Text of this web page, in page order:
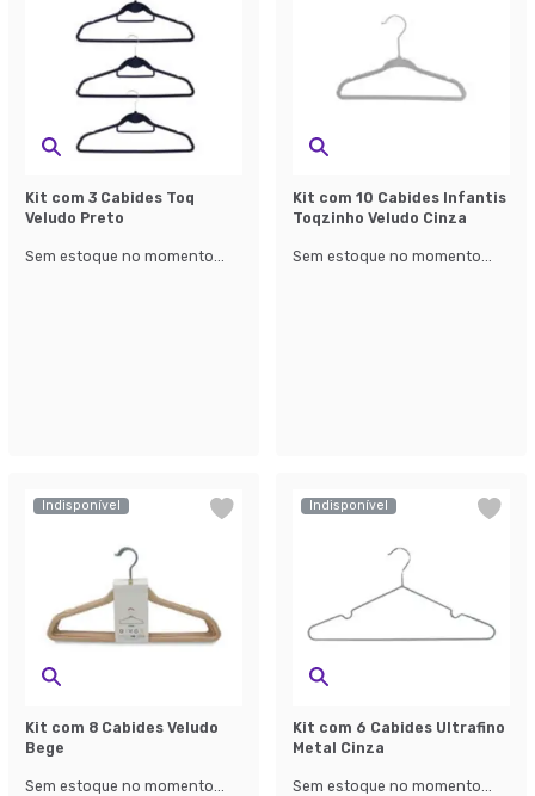
Kit com 3 Cabides Toq
Veludo Preto
Sem estoque no momento...
Kit com 10 Cabides Infantis
Toqzinho Veludo Cinza
Sem estoque no momento...
Indisponível
Kit com 8 Cabides Veludo
Bege
Sem estoque no momento...
Indisponível
Kit com 6 Cabides Ultrafino
Metal Cinza
Sem estoque no momento...